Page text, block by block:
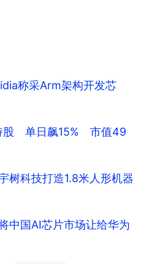
称采Arm架构开发芯
股 单日飙15% 市值49
树科技打造1.8米人形机器
中国AI芯片市场让给华为